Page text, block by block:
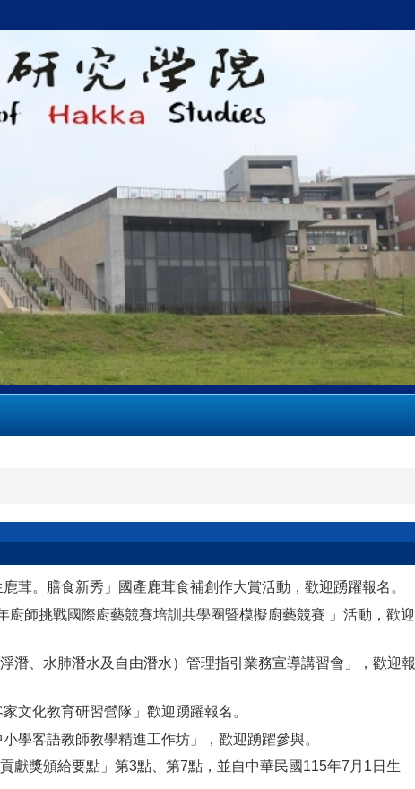
茸。膳食新秀」國產鹿茸食補創作大賞活動，歡迎踴躍報名。
廚師挑戰國際廚藝競賽培訓共學圈暨模擬廚藝競賽 」活動，歡迎
潛、水肺潛水及自由潛水）管理指引業務宣導講習會」，歡迎報
文化教育研習營隊」歡迎踴躍報名。
學客語教師教學精進工作坊」，歡迎踴躍參與。
獻獎頒給要點」第3點、第7點，並自中華民國115年7月1日生